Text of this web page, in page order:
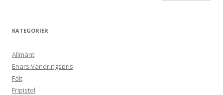
KATEGORIER
Allmänt
Enars Vandringspris
Fält
Fripistol